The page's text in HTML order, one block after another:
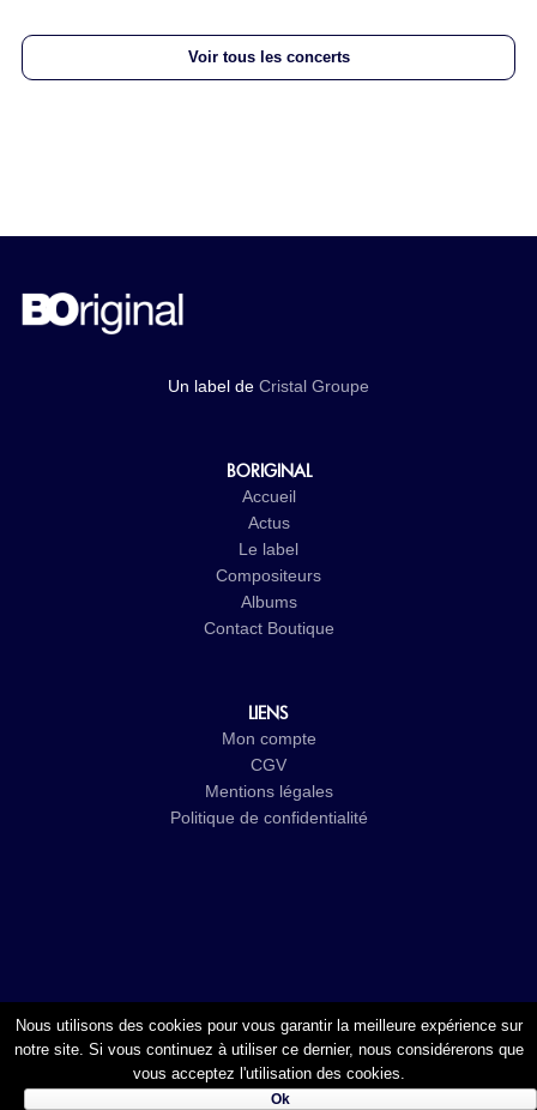
Voir tous les concerts
Un label de Cristal Groupe
BORIGINAL
Accueil
Actus
Le label
Compositeurs
Albums
Contact Boutique
LIENS
Mon compte
CGV
Mentions légales
Politique de confidentialité
© 2017-2026Cristal Groupe-Studio Vitamine- Tous droits
Nous utilisons des cookies pour vous garantir la meilleure expérience sur
notre site. Si vous continuez à utiliser ce dernier, nous considérerons que
vous acceptez l'utilisation des cookies.
Ok